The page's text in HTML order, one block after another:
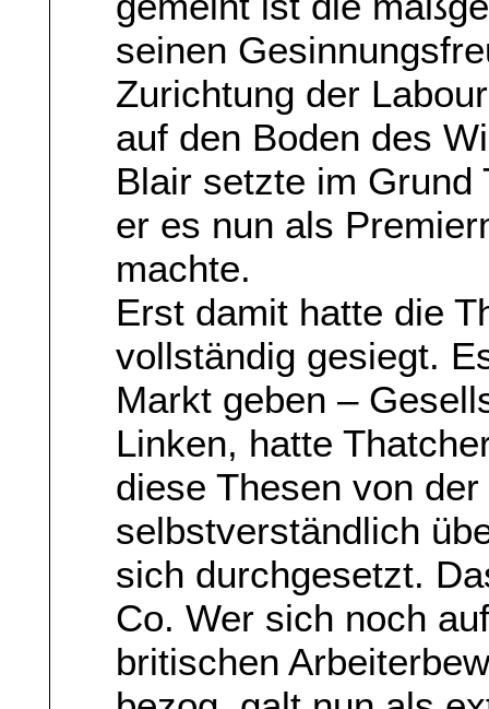
seinen
Zurichtung der
auf den Boden des
Blair setzte im
er es nun als
machte.
Erst damit hatte die
vollständig gesiegt.
Markt geben –
Linken, hatte
diese Thesen von
selbstverständlich
sich durchgesetzt.
Co. Wer sich noch
britischen